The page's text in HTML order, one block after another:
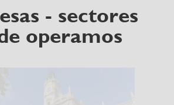
- sectores
operamos